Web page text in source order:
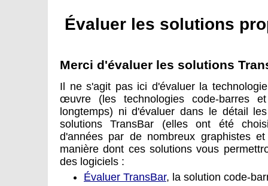
Évaluer les solutions
Merci d'évaluer les solutions
Il ne s'agit pas ici d'évaluer la
œuvre (les technologies code-barres
longtemps) ni d'évaluer dans le détail
solutions TransBar (elles ont été
d'années par de nombreux graphistes
manière dont ces solutions vous
des logiciels :
Évaluer TransBar, la solution code-